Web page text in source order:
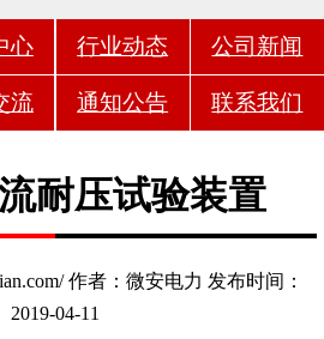
心 行业动态 公司新闻
流 通知公告 联系我们
耐压试验装置
作者：微安电力 发布时间：
2019-04-11